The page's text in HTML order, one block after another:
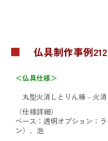
■ 仏具制作事例212
＜仏具仕様＞
丸型火消しとりん棒－火
（仕様詳細）
ベース：透明オプション：
ン）、泡